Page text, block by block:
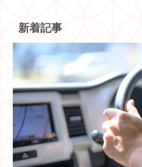
新着記事